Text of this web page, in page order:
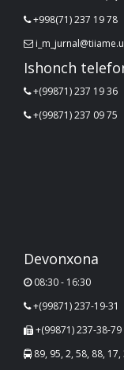
+998(71) 237 19 78
Ishonch
+(99871) 237 19 36
+(99871) 237 09 75
Devonxona
08:30 - 16:30
+(99871) 237-19-31
+(99871) 237-38-79
89, 95, 2, 58, 88, 17,